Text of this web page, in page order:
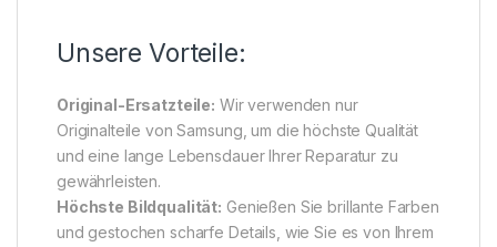
Unsere Vorteile:
Original-Ersatzteile: Wir verwenden nur
Originalteile von Samsung, um die höchste Qualität
und eine lange Lebensdauer Ihrer Reparatur zu
gewährleisten.
Höchste Bildqualität: Genießen Sie brillante Farben
und gestochen scharfe Details, wie Sie es von Ihrem